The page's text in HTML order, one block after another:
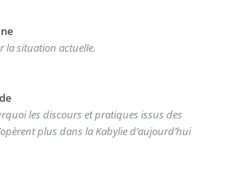
la situation actuelle.
les discours et pratiques issus des
plus dans la Kabylie d’aujourd’hui